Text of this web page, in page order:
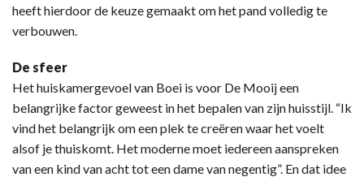
heeft hierdoor de keuze gemaakt om het pand volledig te
verbouwen.
De sfeer
Het huiskamergevoel van Boei is voor De Mooij een
belangrijke factor geweest in het bepalen van zijn huisstijl. “Ik
vind het belangrijk om een plek te creëren waar het voelt
alsof je thuiskomt. Het moderne moet iedereen aanspreken
van een kind van acht tot een dame van negentig”. En dat idee